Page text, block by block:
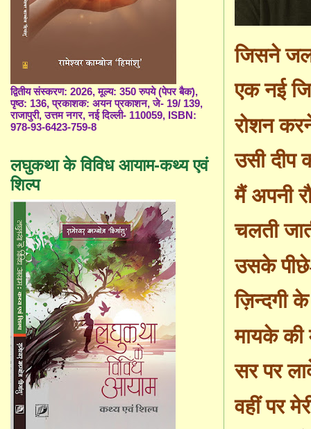
जिसने
एक नई
रोशन
उसी दीप
मैं अपनी
चलती
उसके
ज़िन्दगी
मायके की
सर पर
वहीं पर
द्वितीय संस्करण: 2026, मूल्य: 350 रुपये (पेपर बैक),
पृष्ठ: 136, प्रकाशक: अयन प्रकाशन, जे- 19/ 139,
राजापुरी, उत्तम नगर, नई दिल्ली- 110059, ISBN:
978-93-6423-759-8
लघुकथा के विविध आयाम-कथ्य एवं
शिल्प